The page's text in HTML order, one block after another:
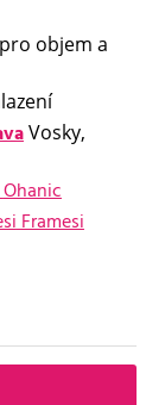
objem a
Vosky,
Ohanic
Framesi